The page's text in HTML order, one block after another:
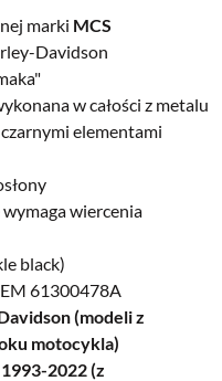
marki MCS
Davidson
w całości z metalu
elementami
wiercenia
black)
61300478A
(modeli z
motocykla)
2022 (z